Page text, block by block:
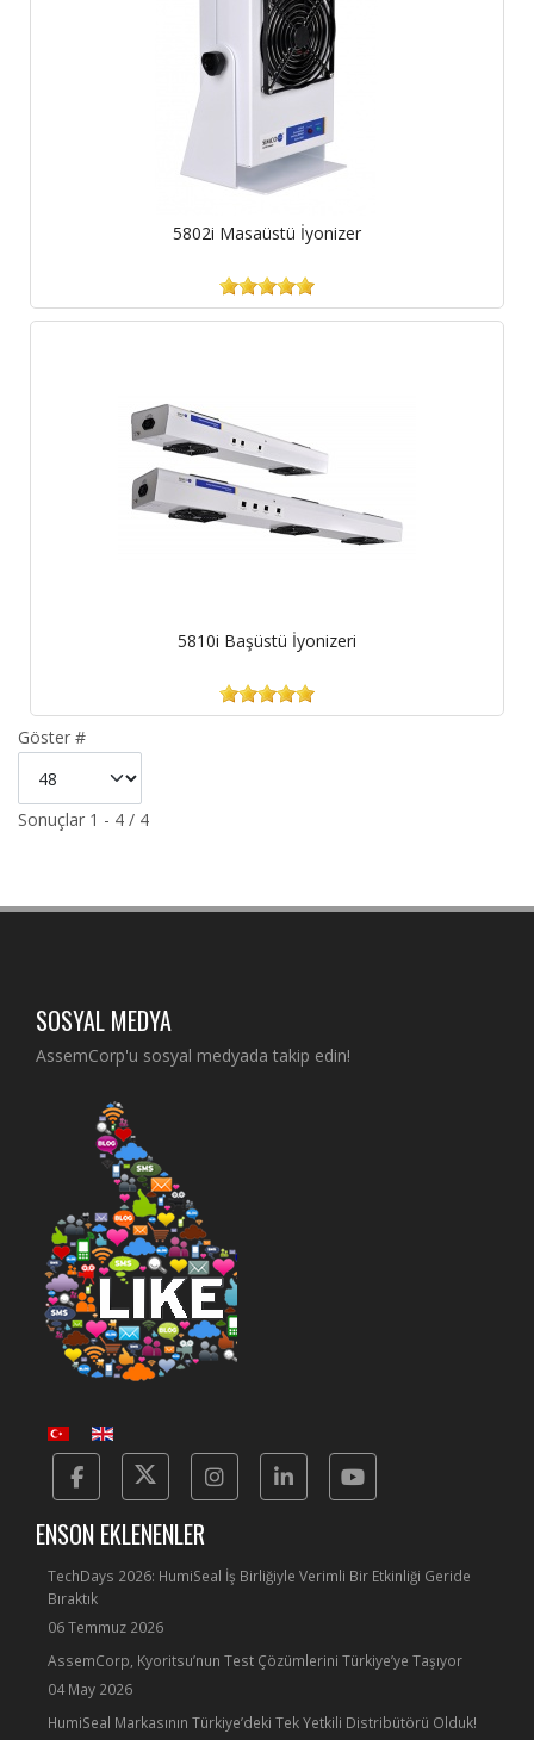
5802i Masaüstü İyonizer
5810i Başüstü İyonizeri
Göster #
Sonuçlar 1 - 4 / 4
SOSYAL MEDYA
AssemCorp'u sosyal medyada takip edin!
FacebookTwitterInstagramLinkedinYotube
ENSON EKLENENLER
TechDays 2026: HumiSeal İş Birliğiyle Verimli Bir Etkinliği Geride
Bıraktık
06 Temmuz 2026
AssemCorp, Kyoritsu’nun Test Çözümlerini Türkiye’ye Taşıyor
04 May 2026
HumiSeal Markasının Türkiye’deki Tek Yetkili Distribütörü Olduk!